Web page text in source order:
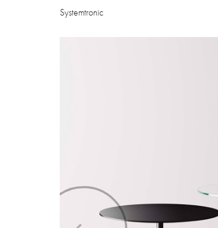
Systemtronic